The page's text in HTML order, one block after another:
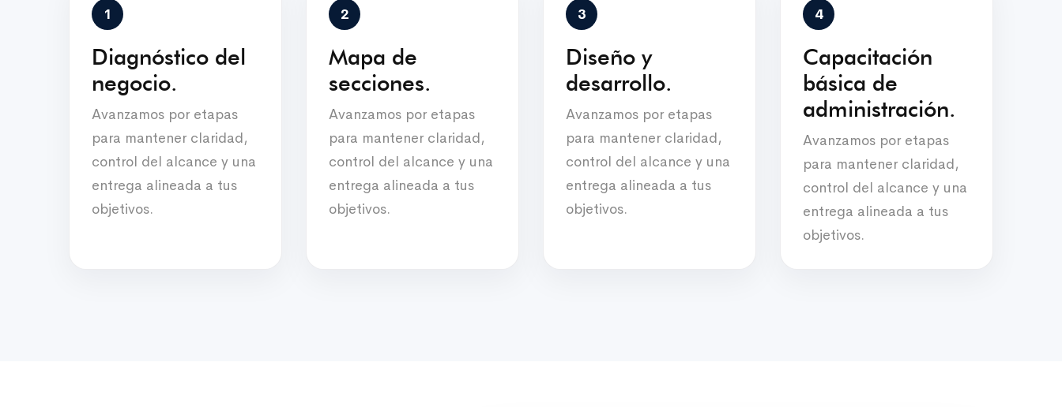
Diagnóstico del
negocio.
Avanzamos por etapas
para mantener claridad,
control del alcance y una
entrega alineada a tus
objetivos.
Mapa de
secciones.
Avanzamos por etapas
para mantener claridad,
control del alcance y una
entrega alineada a tus
objetivos.
Diseño y
desarrollo.
Avanzamos por etapas
para mantener claridad,
control del alcance y una
entrega alineada a tus
objetivos.
Capacitación
básica de
administración.
Avanzamos por etapas
para mantener claridad,
control del alcance y una
entrega alineada a tus
objetivos.